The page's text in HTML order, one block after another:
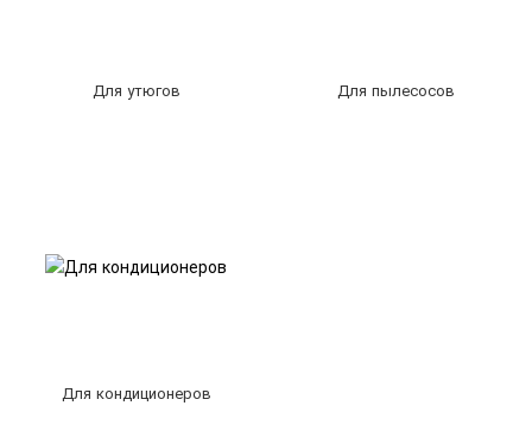
Для утюгов Для пылесосов
Для кондиционеров